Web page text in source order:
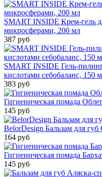
SMART INSIDE Крем-гель
микросферами, 200 мл
387 руб
SMART INSIDE Гель-
кислотами себобаланс, 150
383 руб
Гигиеническая помада
145 руб
BelorDesign Бальзам для губ
164 руб
Гигиеническая помада
145 руб